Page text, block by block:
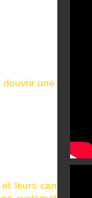
une porte !
leurs candidats, et